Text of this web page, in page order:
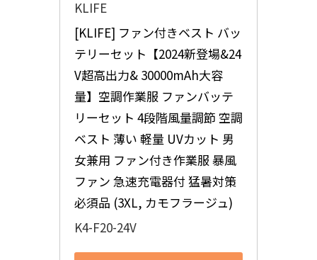
KLIFE
[KLIFE] ファン付きベスト バッ
テリーセット【2024新登場&24
V超高出力& 30000mAh大容
量】空調作業服 ファンバッテ
リーセット 4段階風量調節 空調
ベスト 薄い 軽量 UVカット 男
女兼用 ファン付き作業服 暴風
ファン 急速充電器付 猛暑対策
必須品 (3XL, カモフラージュ)
K4-F20-24V